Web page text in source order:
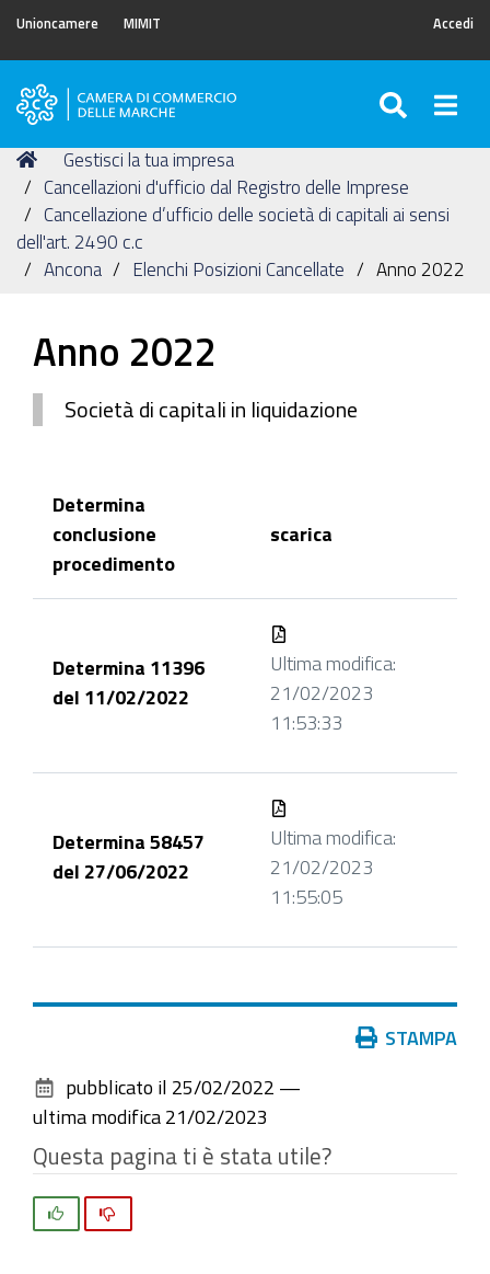
Unioncamere MIMIT Accedi
Camera
Commercio
delle
Marche
Tu
sei
qui:
Home
Gestisci la tua impresa
Cancellazioni d'ufficio dal Registro delle Imprese
Cancellazione d’ufficio delle società di capitali ai sensi
dell'art. 2490 c.c
Ancona
Elenchi Posizioni Cancellate Anno 2022
Anno 2022
Società di capitali in liquidazione
Determina
conclusione
procedimento
scarica
Determina 11396
del 11/02/2022
Ultima modifica:
21/02/2023
11:53:33
Determina 58457
del 27/06/2022
Ultima modifica:
21/02/2023
11:55:05
documento
STAMPA
pubblicato il 25/02/2022 —
ultima modifica 21/02/2023
Questa pagina ti è stata utile?